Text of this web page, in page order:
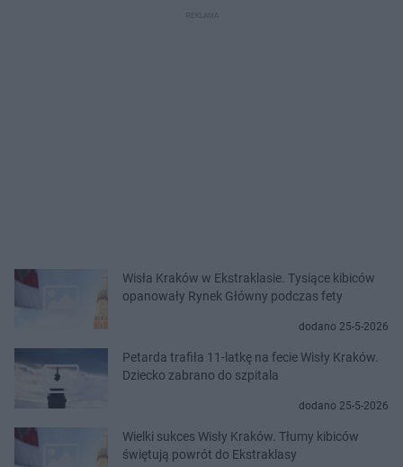
Wisła Kraków w Ekstraklasie. Tysiące kibiców
opanowały Rynek Główny podczas fety
dodano 25-5-2026
Petarda trafiła 11-latkę na fecie Wisły Kraków.
Dziecko zabrano do szpitala
dodano 25-5-2026
Wielki sukces Wisły Kraków. Tłumy kibiców
świętują powrót do Ekstraklasy